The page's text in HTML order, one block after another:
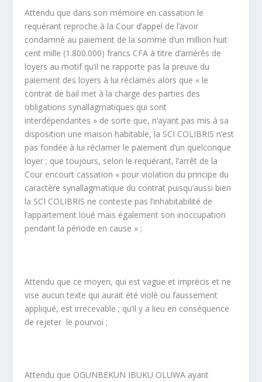
Attendu que dans son mémoire en cassation le
requérant reproche à la Cour d’appel de l’avoir
condamné au paiement de la somme d’un million huit
cent mille (1.800.000) francs CFA à titre d’arriérés de
loyers au motif qu’il ne rapporte pas la preuve du
paiement des loyers à lui réclamés alors que « le
contrat de bail met à la charge des parties des
obligations synallagmatiques qui sont
interdépendantes » de sorte que, n’ayant pas mis à sa
disposition une maison habitable, la SCI COLIBRIS n’est
pas fondée à lui réclamer le paiement d’un quelconque
loyer ; que toujours, selon le requérant, l’arrêt de la
Cour encourt cassation « pour violation du principe du
caractère synallagmatique du contrat puisqu’aussi bien
la SCI COLIBRIS ne conteste pas l’inhabitabilité de
l’appartement loué mais également son inoccupation
pendant la période en cause » ;
Attendu que ce moyen, qui est vague et imprécis et ne
vise aucun texte qui aurait été violé ou faussement
appliqué, est irrecevable ; qu’il y a lieu en conséquence
de rejeter le pourvoi ;
Attendu que OGUNBEKUN IBUKU OLUWA ayant